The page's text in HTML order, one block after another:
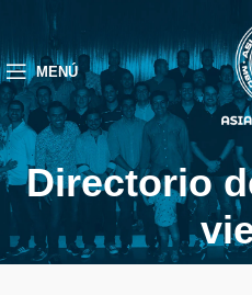
MENÚ
Directorio